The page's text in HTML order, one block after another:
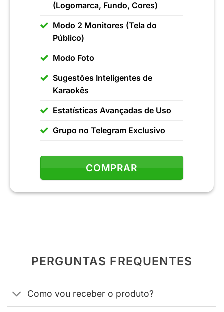
(Logomarca, Fundo, Cores)
Modo 2 Monitores (Tela do
Público)
Modo Foto
Sugestões Inteligentes de
Karaokês
Estatísticas Avançadas de Uso
Grupo no Telegram Exclusivo
COMPRAR
PERGUNTAS FREQUENTES
Como vou receber o produto?